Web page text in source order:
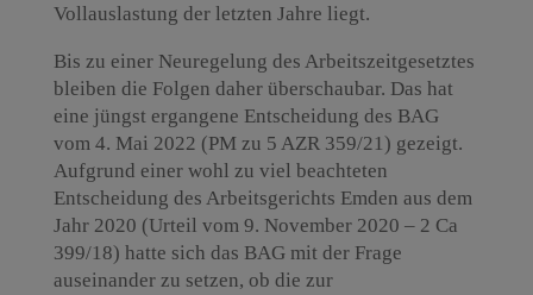
Vollauslastung der letzten Jahre liegt.
Bis zu einer Neuregelung des Arbeitszeitgesetztes
bleiben die Folgen daher überschaubar. Das hat
eine jüngst ergangene Entscheidung des BAG
vom 4. Mai 2022 (PM zu 5 AZR 359/21) gezeigt.
Aufgrund einer wohl zu viel beachteten
Entscheidung des Arbeitsgerichts Emden aus dem
Jahr 2020 (Urteil vom 9. November 2020 – 2 Ca
399/18) hatte sich das BAG mit der Frage
auseinander zu setzen, ob die zur